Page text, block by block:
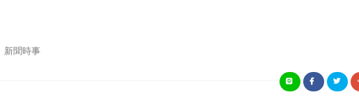
新聞時事